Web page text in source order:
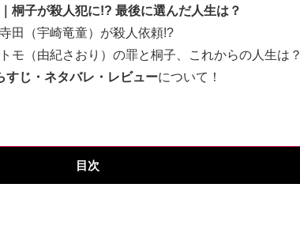
桐子が殺人犯に!? 最後に選んだ人生は？
田（宇崎竜童）が殺人依頼!?
モ（由紀さおり）の罪と桐子、これからの人生は？
すじ・ネタバレ・レビューについて！
目次